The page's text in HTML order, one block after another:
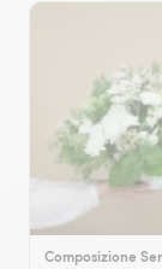
Composizione